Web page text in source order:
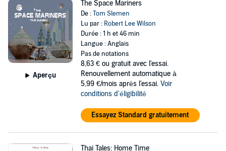
Aperçu
The Space Mariners
De :Tom Slemen
Lu par : Robert Lee Wilson
Durée : 1 h et 46 min
Langue : Anglais
Pas de notations
8,63 € ou gratuit avec l'essai.
Renouvellement automatique à
5,99 €/mois après l'essai. Voir
conditions d'éligibilité
Essayez Standard gratuitement
Thai Tales: Home Time